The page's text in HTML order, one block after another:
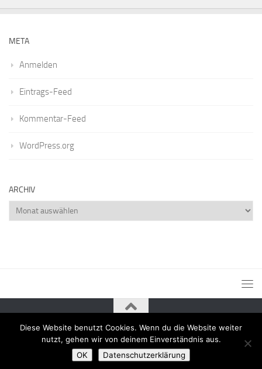
META
Anmelden
Eintrags-Feed
Kommentar-Feed
WordPress.org
ARCHIV
Archiv
Powered by - Entworfen mit dem Zu Hueman Pro wechseln
Diese Website benutzt Cookies. Wenn du die Website weiter
nutzt, gehen wir von deinem Einverständnis aus.
OK
Datenschutzerklärung